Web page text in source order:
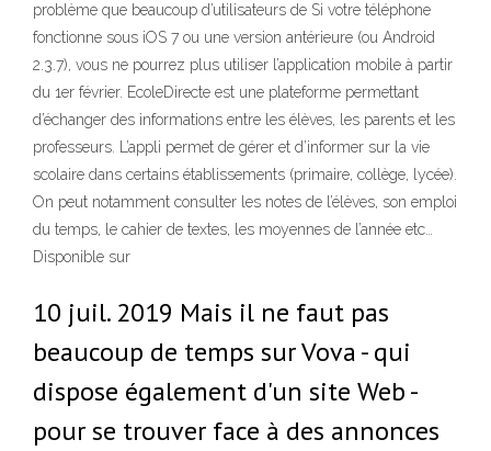
problème que beaucoup d’utilisateurs de Si votre téléphone
fonctionne sous iOS 7 ou une version antérieure (ou Android
2.3.7), vous ne pourrez plus utiliser l’application mobile à partir
du 1er février. EcoleDirecte est une plateforme permettant
d’échanger des informations entre les élèves, les parents et les
professeurs. L’appli permet de gérer et d’informer sur la vie
scolaire dans certains établissements (primaire, collège, lycée).
On peut notamment consulter les notes de l’élèves, son emploi
du temps, le cahier de textes, les moyennes de l’année etc…
Disponible sur
10 juil. 2019 Mais il ne faut pas
beaucoup de temps sur Vova - qui
dispose également d'un site Web -
pour se trouver face à des annonces